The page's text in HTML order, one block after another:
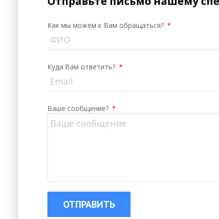
которые в комнате уже присутствуют,
по форме, стилю и цвету.
Как мы можем к Вам обращаться? *
Куда Вам ответить? *
Ваше сообщение? *
ОТПРАВИТЬ